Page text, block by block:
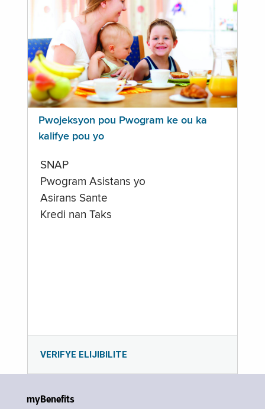
Pwojeksyon pou Pwogram ke ou ka
kalifye pou yo
SNAP
Pwogram Asistans yo
Asirans Sante
Kredi nan Taks
VERIFYE ELIJIBILITE
myBenefits